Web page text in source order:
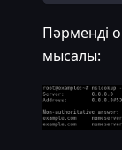
Пәрменді
мысалы: